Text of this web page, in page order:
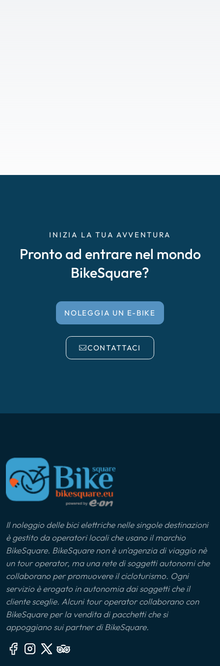
INIZIA LA TUA AVVENTURA
Pronto ad entrare nel mondo
BikeSquare?
NOLEGGIA UN E-BIKE
CONTATTACI
Il noleggio delle bici elettriche nelle singole destinazioni
è gestito da operatori locali che usano il marchio
BikeSquare. BikeSquare non è un'agenzia di viaggio nè
un tour operator, ma una rete di soggetti autonomi che
collaborano per promuovere il cicloturismo. Ogni
servizio è erogato in autonomia dai soggetti che il
cliente sceglie. Alcuni tour operator collaborano con
BikeSquare per la vendita di pacchetti che si
appoggiano sui partner di BikeSquare.